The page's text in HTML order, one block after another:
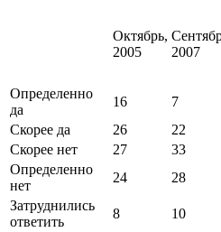
Октябрь,
2005
2007
Определенно
да
16 7
Скорее да
26 22
Скорее нет
27 33
Определенно
нет
24 28
Затруднились
ответить
8 10